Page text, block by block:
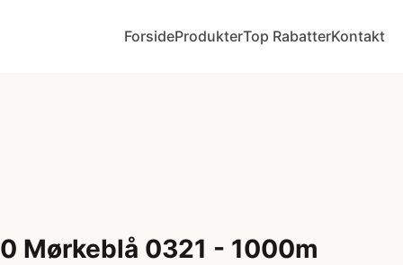
ForsideProdukterTop RabatterKontakt
Mørkeblå 0321 - 1000m